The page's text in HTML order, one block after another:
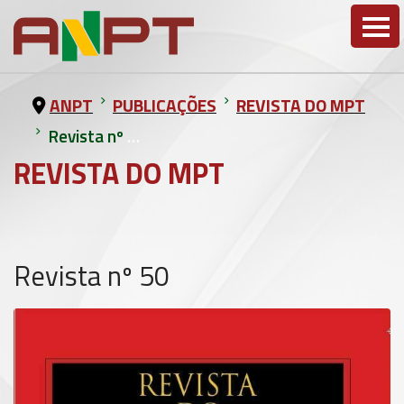
REVISTA DO MPT
ANPT PUBLICAÇÕES
REVISTA DO MPT
Revista nº 50
Revista nº 50